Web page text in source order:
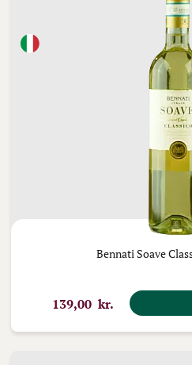
Bennati Soave
139,00 kr.